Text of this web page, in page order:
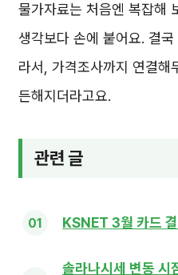
물가자료는 처음엔 복잡해
생각보다 손에 붙어요. 결
라서, 가격조사까지 연결해
든해지더라고요.
관련 글
KSNET 3월 카드
솔라나시세 변동 시